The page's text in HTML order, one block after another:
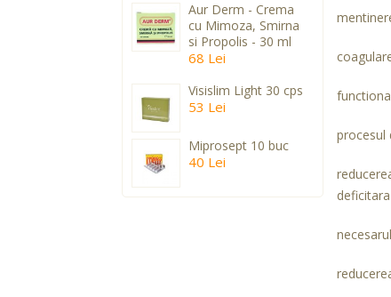
Aur Derm - Crema
cu Mimoza, Smirna
si Propolis - 30 ml
68 Lei
Visislim Light 30 cps
53 Lei
Miprosept 10 buc
40 Lei
procesul
deficitara